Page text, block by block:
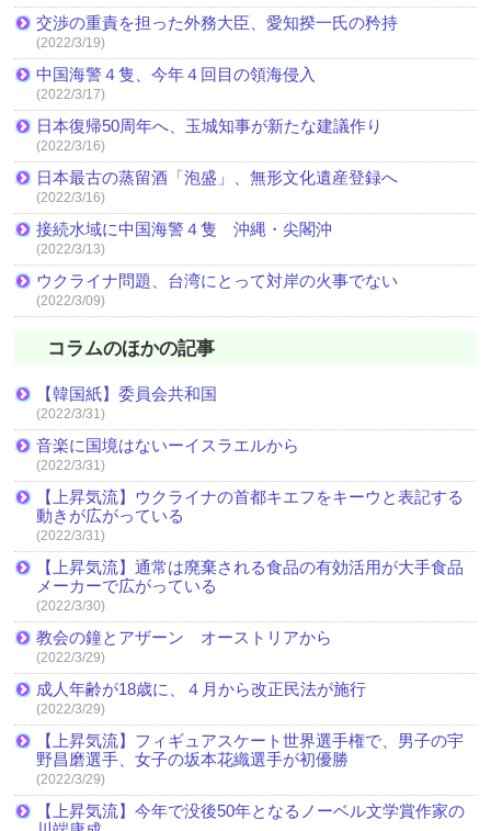
交渉の重責を担った外務大臣、愛知揆一氏の矜持
(2022/3/19)
中国海警４隻、今年４回目の領海侵入
(2022/3/17)
日本復帰50周年へ、玉城知事が新たな建議作り
(2022/3/16)
日本最古の蒸留酒「泡盛」、無形文化遺産登録へ
(2022/3/16)
接続水域に中国海警４隻 沖縄・尖閣沖
(2022/3/13)
ウクライナ問題、台湾にとって対岸の火事でない
(2022/3/09)
コラムのほかの記事
【韓国紙】委員会共和国
(2022/3/31)
音楽に国境はないーイスラエルから
(2022/3/31)
【上昇気流】ウクライナの首都キエフをキーウと表記する
動きが広がっている
(2022/3/31)
【上昇気流】通常は廃棄される食品の有効活用が大手食品
メーカーで広がっている
(2022/3/30)
教会の鐘とアザーン オーストリアから
(2022/3/29)
成人年齢が18歳に、４月から改正民法が施行
(2022/3/29)
【上昇気流】フィギュアスケート世界選手権で、男子の宇
野昌磨選手、女子の坂本花織選手が初優勝
(2022/3/29)
【上昇気流】今年で没後50年となるノーベル文学賞作家の